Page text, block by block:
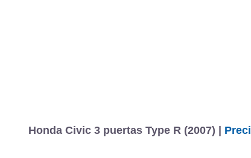
Honda Civic 3 puertas Type R (2007) |